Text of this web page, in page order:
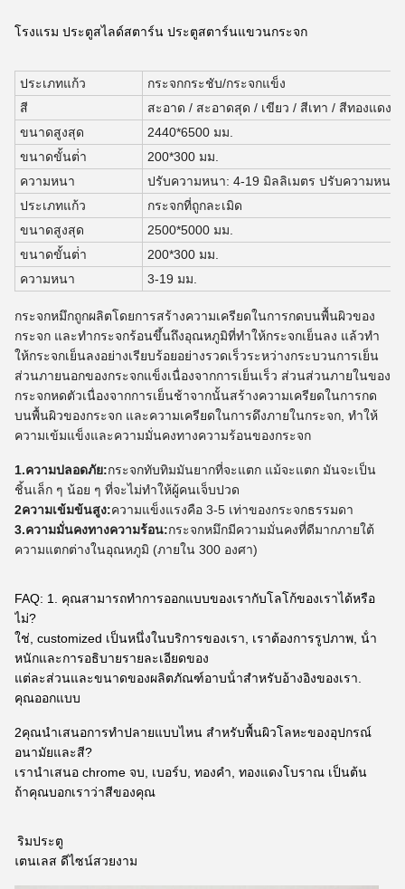
โรงแรม ประตูสไลด์สตาร์น ประตูสตาร์นแขวนกระจก
ประเภทแก้ว
กระจกกระชับ/กระจกแข็ง
สี
สะอาด / สะอาดสุด / เขียว / สีเทา / สีทองแดง
ขนาดสูงสุด
2440*6500 มม.
ขนาดขั้นต่ํา
200*300 มม.
ความหนา
ปรับความหนา: 4-19 มิลลิเมตร ปรับความหนา
ประเภทแก้ว
กระจกที่ถูกละเมิด
ขนาดสูงสุด
2500*5000 มม.
ขนาดขั้นต่ํา
200*300 มม.
ความหนา
3-19 มม.
กระจกหมึกถูกผลิตโดยการสร้างความเครียดในการกดบนพื้นผิวของ
กระจก และทํากระจกร้อนขึ้นถึงอุณหภูมิที่ทําให้กระจกเย็นลง แล้วทํา
ให้กระจกเย็นลงอย่างเรียบร้อยอย่างรวดเร็วระหว่างกระบวนการเย็น
ส่วนภายนอกของกระจกแข็งเนื่องจากการเย็นเร็ว ส่วนส่วนภายในของ
กระจกหดตัวเนื่องจากการเย็นช้าจากนั้นสร้างความเครียดในการกด
บนพื้นผิวของกระจก และความเครียดในการดึงภายในกระจก, ทําให้
ความเข้มแข็งและความมั่นคงทางความร้อนของกระจก
1.ความปลอดภัย:กระจกทับทิมมันยากที่จะแตก แม้จะแตก มันจะเป็น
ชิ้นเล็ก ๆ น้อย ๆ ที่จะไม่ทําให้ผู้คนเจ็บปวด
2ความเข้มข้นสูง:ความแข็งแรงคือ 3-5 เท่าของกระจกธรรมดา
3.ความมั่นคงทางความร้อน:กระจกหมึกมีความมั่นคงที่ดีมากภายใต้
ความแตกต่างในอุณหภูมิ (ภายใน 300 องศา)
FAQ: 1. คุณสามารถทําการออกแบบของเรากับโลโก้ของเราได้หรือ
ไม่?
ใช่, customized เป็นหนึ่งในบริการของเรา, เราต้องการรูปภาพ, น้ํา
หนักและการอธิบายรายละเอียดของ
แต่ละส่วนและขนาดของผลิตภัณฑ์อาบน้ําสําหรับอ้างอิงของเรา.
คุณออกแบบ
2คุณนําเสนอการทําปลายแบบไหน สําหรับพื้นผิวโลหะของอุปกรณ์
อนามัยและสี?
เรานําเสนอ chrome จบ, เบอร์บ, ทองคํา, ทองแดงโบราณ เป็นต้น
ถ้าคุณบอกเราว่าสีของคุณ
2. ริมประตู
สแตนเลส ดีไซน์สวยงาม